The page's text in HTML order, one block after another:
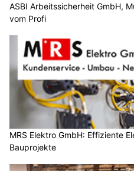
ASBI Arbeitssicherheit GmbH,
vom Profi
MRS Elektro GmbH: Effiziente
Bauprojekte